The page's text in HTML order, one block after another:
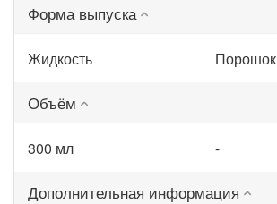
Форма выпуска
Жидкость Порошок
Объём
300 мл -
Дополнительная информация